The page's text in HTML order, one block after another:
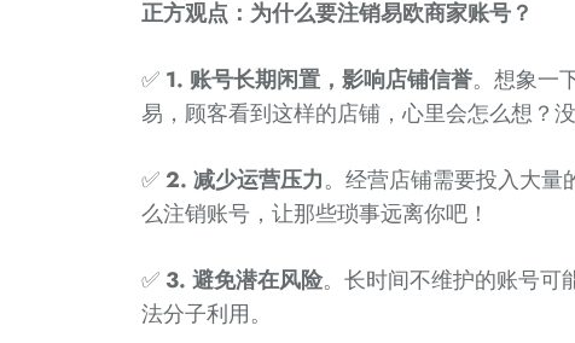
正方观点：为什么要注销易欧商家账号？
✅ 1. 账号长期闲置，影响店铺信誉。想象一
易，顾客看到这样的店铺，心里会怎么想？
✅2. 减少运营压力。经营店铺需要投入大
么注销账号，让那些琐事远离你吧！
✅ 3. 避免潜在风险。长时间不维护的账号可
法分子利用。